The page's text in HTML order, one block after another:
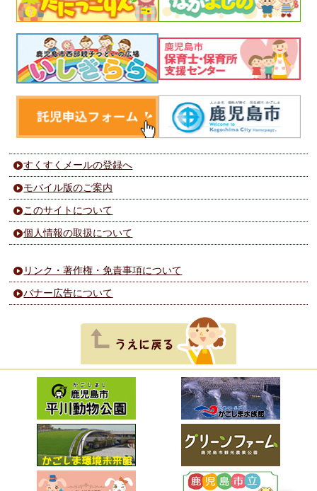
すくすくメールの登録へ
モバイル版のご案内
このサイトについて
個人情報の取扱について
リンク・著作権・免責事項について
バナー広告について